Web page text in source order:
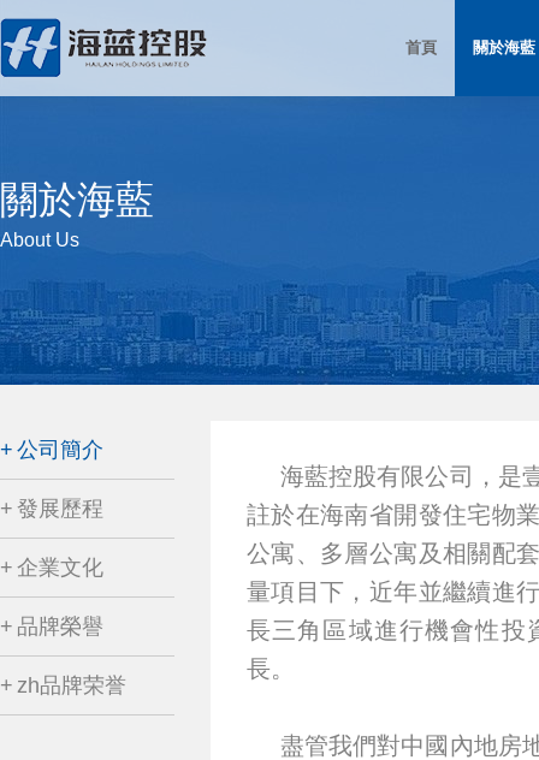
首頁 關於海藍
關於海藍
About Us
公司簡介
發展歷程
企業文化
品牌榮譽
zh品牌荣誉
海藍控股有限公司，是
註於在海南省開發住宅物
公寓、多層公寓及相關配
量項目下，近年並繼續進
長三角區域進行機會性投
長。
盡管我們對中國內地房